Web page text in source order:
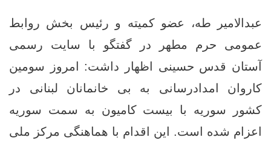
عبدالامیر طه، عضو کمیته و رئیس بخش روابط
عمومی حرم مطهر در گفتگو با سایت رسمی
آستان قدس حسینی اظهار داشت: امروز سومین
کاروان امدادرسانی به بی خانمانان لبنانی در
کشور سوریه با بیست کامیون به سمت سوریه
اعزام شده است. این اقدام با هماهنگی مرکز ملی